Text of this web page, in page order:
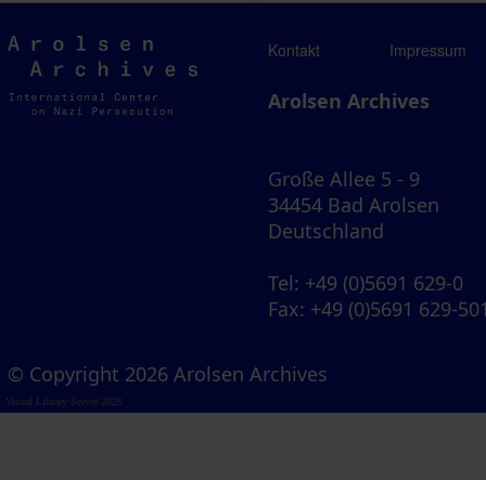
Arolsen
Archives
Kontakt Impressum
Arolsen Archives
Große Allee 5 - 9
34454 Bad Arolsen
Deutschland
Tel: +49 (0)5691 629-0
Fax: +49 (0)5691 629-
© Copyright 2026 Arolsen Archives
Visual Library Server 2026